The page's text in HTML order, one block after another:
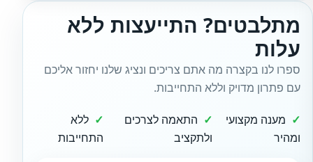
מתלבטים? התייעצות ללא
עלות
ספרו לנו בקצרה מה אתם צריכים ונציג שלנו יחזור אליכם
עם פתרון מדויק וללא התחייבות.
מענה מקצועי
ומהיר
התאמה לצרכים
ולתקציב
ללא
התחייבות